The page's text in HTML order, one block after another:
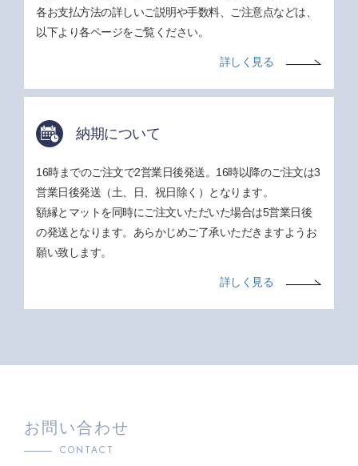
各お支払方法の詳しいご説明や手数料、ご注意点などは、
以下より各ページをご覧ください。
詳しく見る
納期について
16時までのご注文で2営業日後発送。16時以降のご注文は3
営業日後発送（土、日、祝日除く）となります。
額縁とマットを同時にご注文いただいた場合は5営業日後
の発送となります。あらかじめご了承いただきますようお
願い致します。
詳しく見る
お問い合わせ
CONTACT